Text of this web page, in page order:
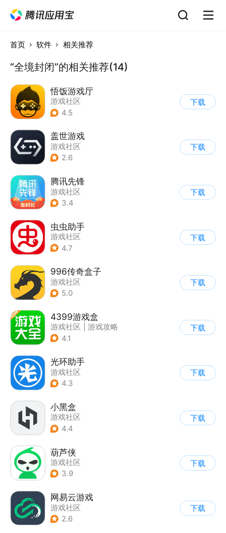
首页 软件 相关推荐
“全境封闭”的相关推荐(14)
悟饭游戏厅
游戏社区
4.5
下载
盖世游戏
游戏社区
2.6
下载
腾讯先锋
游戏社区
3.4
下载
虫虫助手
游戏社区
4.7
下载
996传奇盒子
游戏社区
5.0
下载
4399游戏盒
游戏社区
游戏攻略
4.1
下载
光环助手
游戏社区
4.3
下载
小黑盒
游戏社区
4.4
下载
葫芦侠
游戏社区
3.9
下载
网易云游戏
游戏社区
2.6
下载